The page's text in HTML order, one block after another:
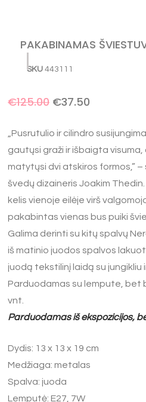
PAKABINAMAS
SKU 443111
€125.00 €37.50
„Pusrutulio ir cilindro
gautųsi graži ir išbaigta
matytųsi dvi atskiros formos,”
švedų dizaineris Joakim
kelis vienoje eilėje virš
pakabintas vienas bus puiki
Galima derinti su kitų spalvų
iš matinio juodos spalvos
juodą tekstilinį laidą su jungikliu
Parduodamas su lempute, bet
vnt.
Parduodamas iš ekspozicijos,
Dydis: 13 x 13 x 19 cm
Medžiaga: metalas
Spalva: juoda
Lemputė: E27, 7W